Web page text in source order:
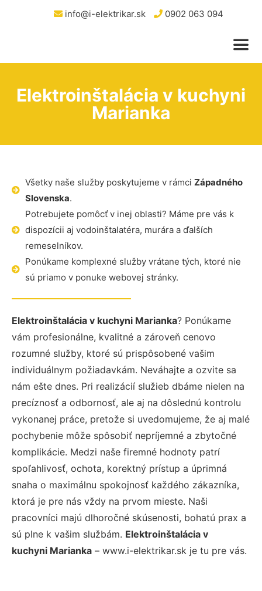
info@i-elektrikar.sk 0902 063 094
Elektroinštalácia v kuchyni
Marianka
Všetky naše služby poskytujeme v rámci Západného
Slovenska.
Potrebujete pomôcť v inej oblasti? Máme pre vás k
dispozícii aj vodoinštalatéra, murára a ďalších
remeselníkov.
Ponúkame komplexné služby vrátane tých, ktoré nie
sú priamo v ponuke webovej stránky.
Elektroinštalácia v kuchyni Marianka? Ponúkame
vám profesionálne, kvalitné a zároveň cenovo
rozumné služby, ktoré sú prispôsobené vašim
individuálnym požiadavkám. Neváhajte a ozvite sa
nám ešte dnes. Pri realizácií služieb dbáme nielen na
precíznosť a odbornosť, ale aj na dôslednú kontrolu
vykonanej práce, pretože si uvedomujeme, že aj malé
pochybenie môže spôsobiť nepríjemné a zbytočné
komplikácie. Medzi naše firemné hodnoty patrí
spoľahlivosť, ochota, korektný prístup a úprimná
snaha o maximálnu spokojnosť každého zákazníka,
ktorá je pre nás vždy na prvom mieste. Naši
pracovníci majú dlhoročné skúsenosti, bohatú prax a
sú plne k vašim službám. Elektroinštalácia v
kuchyni Marianka – www.i-elektrikar.sk je tu pre vás.